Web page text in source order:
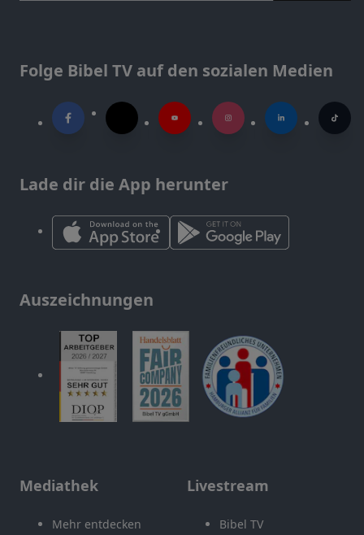
Folge Bibel TV auf den sozialen Medien
Lade dir die App herunter
Auszeichnungen
Mediathek
Mehr entdecken
Livestream
Bibel TV